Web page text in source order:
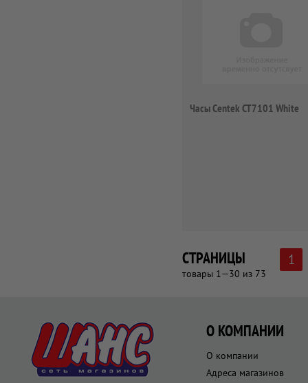
Часы Centek CT7101 White
СТРАНИЦЫ
товары 1—30 из 73
1
О КОМПАНИИ
О компании
Адреса магазинов